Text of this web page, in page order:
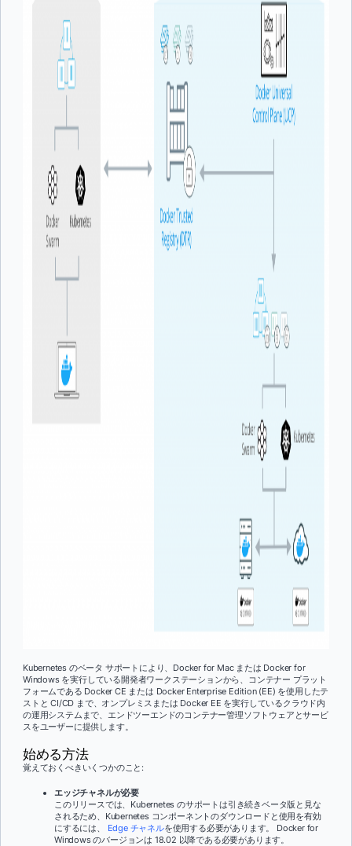
Kubernetes のベータ サポートにより、Docker for Mac または Docker for
Windows を実行している開発者ワークステーションから、コンテナー プラット
フォームである Docker CE または Docker Enterprise Edition (EE) を使用したテ
ストと CI/CD まで、オンプレミスまたは Docker EE を実行しているクラウド内
の運用システムまで、エンドツーエンドのコンテナー管理ソフトウェアとサービ
スをユーザーに提供します。
始める方法
覚えておくべきいくつかのこと:
エッジチャネルが必要
このリリースでは、Kubernetes のサポートは引き続きベータ版と見な
されるため、Kubernetes コンポーネントのダウンロードと使用を有効
にするには、 Edge チャネルを使用する必要があります。 Docker for
Windows のバージョンは 18.02 以降である必要があります